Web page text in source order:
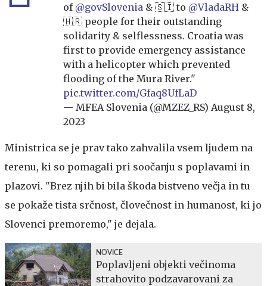
of @govSlovenia & 🇸🇮 to @VladaRH &
🇭🇷 people for their outstanding
solidarity & selflessness. Croatia was
first to provide emergency assistance
with a helicopter which prevented
flooding of the Mura River."
pic.twitter.com/Gfaq8UfLaD
— MFEA Slovenia (@MZEZ_RS) August 8,
2023
Ministrica se je prav tako zahvalila vsem ljudem na
terenu, ki so pomagali pri soočanju s poplavami in
plazovi. "Brez njih bi bila škoda bistveno večja in tu
se pokaže tista srčnost, človečnost in humanost, ki jo
Slovenci premoremo," je dejala.
NOVICE
Poplavljeni objekti večinoma
strahovito podzavarovani za